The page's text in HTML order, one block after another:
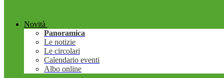
Novità
Panoramica
Le notizie
Le circolari
Calendario eventi
Albo online